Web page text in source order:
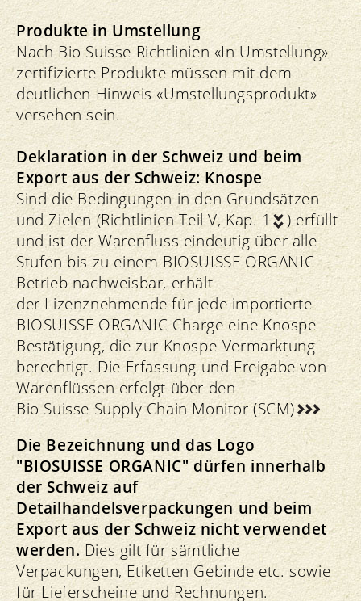
Produkte in Umstellung
Nach Bio Suisse Richtlinien «In Umstellung»
zertifizierte Produkte müssen mit dem
deutlichen Hinweis «Umstellungsprodukt»
versehen sein.
Deklaration in der Schweiz und beim
Export aus der Schweiz: Knospe
Sind die Bedingungen in den Grundsätzen
und Zielen (Richtlinien Teil V, Kap. 1
) erfüllt
und ist der Warenfluss eindeutig über alle
Stufen bis zu einem BIOSUISSE ORGANIC
Betrieb nachweisbar, erhält
der Lizenznehmende für jede importierte
BIOSUISSE ORGANIC Charge eine Knospe-
Bestätigung, die zur Knospe-Vermarktung
berechtigt. Die Erfassung und Freigabe von
Warenflüssen erfolgt über den
Bio Suisse Supply Chain Monitor (SCM)
Die Bezeichnung und das Logo
"BIOSUISSE ORGANIC" dürfen innerhalb
der Schweiz auf
Detailhandelsverpackungen und beim
Export aus der Schweiz nicht verwendet
werden. Dies gilt für sämtliche
Verpackungen, Etiketten Gebinde etc. sowie
für Lieferscheine und Rechnungen.